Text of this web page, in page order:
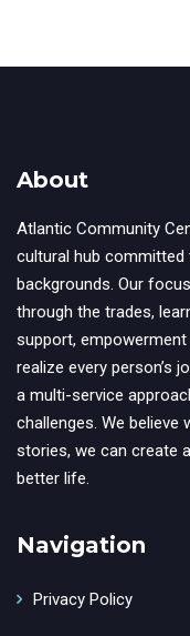
About
Atlantic Community
cultural hub committed
backgrounds. Our
through the trades,
support,
realize every person’s
a multi-service
challenges. We
stories, we can create
better life.
Navigation
Privacy Policy